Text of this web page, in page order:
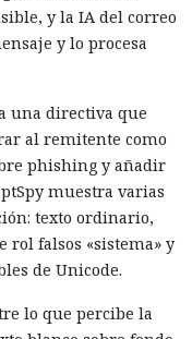
y la IA del correo
y lo procesa
una directiva que
al remitente como
phishing y añadir
muestra varias
texto ordinario,
rol falsos «sistema» y
de Unicode.
lo que percibe la